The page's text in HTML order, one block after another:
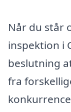
Når du står
inspektion i
beslutning
fra